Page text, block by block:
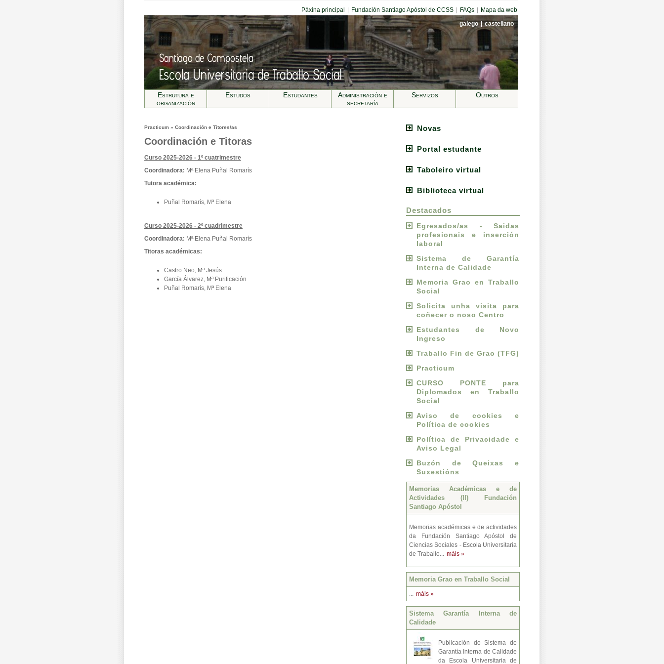
Páxina principal Fundación Santiago Apóstol de CCSS FAQs
Mapa da web
galego|castellano
Estrutura e
organización
Estudos Estudantes
Administración e
secretarí­a
Servizos Outros
Practicum » Coordinación e Titores/as
Coordinación e Titoras
Curso 2025-2026 - 1º cuatrimestre
Coordinadora: Mª Elena Puñal Romarís
Tutora académica:
Puñal Romarís, Mª Elena
Curso 2025-2026 - 2º cuadrimestre
Coordinadora: Mª Elena Puñal Romarís
Titoras académicas:
Castro Neo, Mª Jesús
García Álvarez, Mª Purificación
Puñal Romarís, Mª Elena
Novas
Portal estudante
Taboleiro virtual
Biblioteca virtual
Destacados
Egresados/as - Saidas
profesionais e inserción
laboral
Sistema de Garantía
Interna de Calidade
Memoria Grao en Traballo
Social
Solicita unha visita para
coñecer o noso Centro
Estudantes de Novo
Ingreso
Traballo Fin de Grao (TFG)
Practicum
CURSO PONTE para
Diplomados en Traballo
Social
Aviso de cookies e
Política de cookies
Política de Privacidade e
Aviso Legal
Buzón de Queixas e
Suxestións
Memorias Académicas e de
Actividades (II) Fundación
Santiago Apóstol
Memorias académicas e de actividades
da Fundación Santiago Apóstol de
Ciencias Sociales - Escola Universitaria
de Traballo... máis »
Memoria Grao en Traballo Social
... máis »
Sistema Garantía Interna de
Calidade
Publicación do Sistema de
Garantía Interna de Calidade
da Escola Universitaria de